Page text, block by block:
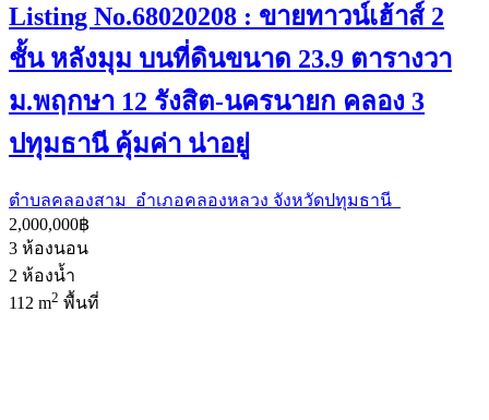
Listing No.68020208 : ขายทาวน์เฮ้าส์ 2
ชั้น หลังมุม บนที่ดินขนาด 23.9 ตารางวา
ม.พฤกษา 12 รังสิต-นครนายก คลอง 3
ปทุมธานี คุ้มค่า น่าอยู่
ตำบลคลองสาม อำเภอคลองหลวง จังหวัดปทุมธานี
2,000,000฿
3 ห้องนอน
2 ห้องน้ำ
112 m2 พื้นที่